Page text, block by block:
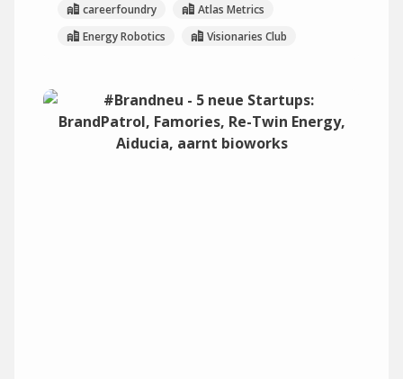
careerfoundry
Atlas Metrics
Energy Robotics
Visionaries Club